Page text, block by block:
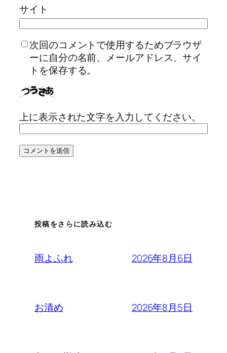
サイト
次回のコメントで使用するためブラウザ
ーに自分の名前、メールアドレス、サイ
トを保存する。
上に表示された文字を入力してください。
投稿をさらに読み込む
雨よふれ 2026年8月6日
お清め 2026年8月5日